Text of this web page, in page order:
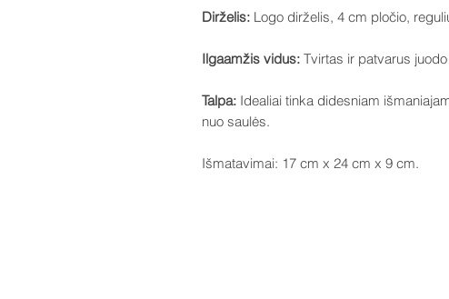
Dirželis: Logo dirželis, 4 cm pločio,
Ilgaamžis vidus: Tvirtas ir patvarus
Talpa: Idealiai tinka didesniam
nuo saulės.
Išmatavimai: 17 cm x 24 cm x 9 cm.